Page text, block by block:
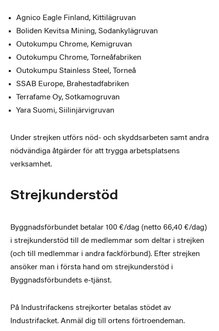
Agnico Eagle Finland, Kittilägruvan
Boliden Kevitsa Mining, Sodankylägruvan
Outokumpu Chrome, Kemigruvan
Outokumpu Chrome, Torneåfabriken
Outokumpu Stainless Steel, Torneå
SSAB Europe, Brahestadfabriken
Terrafame Oy, Sotkamogruvan
Yara Suomi, Siilinjärvigruvan
Under strejken utförs nöd- och skyddsarbeten samt andra
nödvändiga åtgärder för att trygga arbetsplatsens
verksamhet.
Strejkunderstöd
Byggnadsförbundet betalar 100 €/dag (netto 66,40 €/dag)
i strejkunderstöd till de medlemmar som deltar i strejken
(och till medlemmar i andra fackförbund). Efter strejken
ansöker man i första hand om strejkunderstöd i
Byggnadsförbundets e-tjänst.
På Industrifackens strejkorter betalas stödet av
Industrifacket. Anmäl dig till ortens förtroendeman.